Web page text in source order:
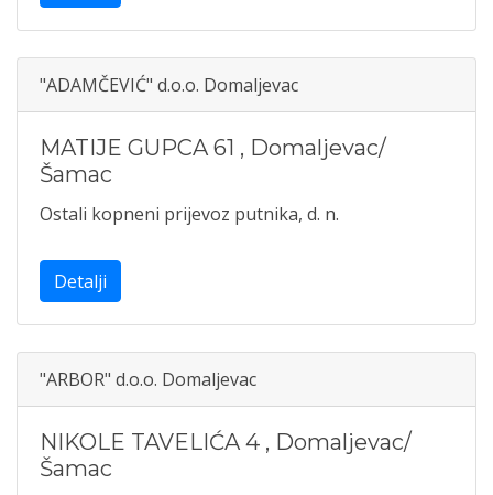
"ADAMČEVIĆ" d.o.o. Domaljevac
MATIJE GUPCA 61 , Domaljevac/
Šamac
Ostali kopneni prijevoz putnika, d. n.
Detalji
"ARBOR" d.o.o. Domaljevac
NIKOLE TAVELIĆA 4 , Domaljevac/
Šamac